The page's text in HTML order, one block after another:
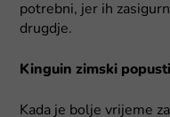
potrebni, jer ih
drugdje.
Kinguin zimski popusti
Kada je bolje vrijeme